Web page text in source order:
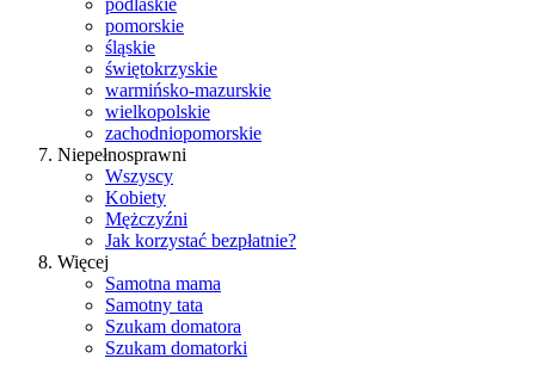
podlaskie
pomorskie
śląskie
świętokrzyskie
warmińsko-mazurskie
wielkopolskie
zachodniopomorskie
Niepełnosprawni
Wszyscy
Kobiety
Mężczyźni
Jak korzystać bezpłatnie?
Więcej
Samotna mama
Samotny tata
Szukam domatora
Szukam domatorki